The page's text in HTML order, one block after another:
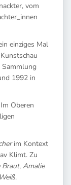
vom
einziges Mal
1992 in
Oberen
im Kontext
Klimt. Zu
Braut, Amalie
.